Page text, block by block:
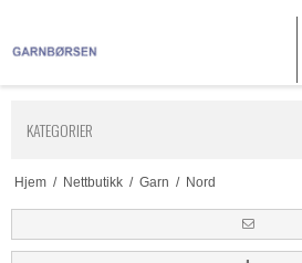
KATEGORIER
Hjem / Nettbutikk / Garn / Nord